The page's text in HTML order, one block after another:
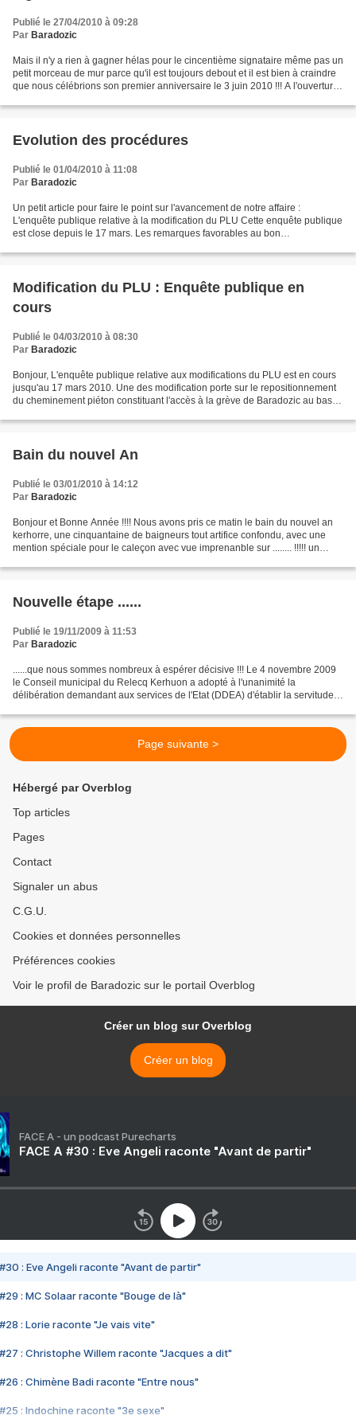
Publié le 27/04/2010 à 09:28
Par Baradozic
Mais il n'y a rien à gagner hélas pour le cincentième signataire même pas un
petit morceau de mur parce qu'il est toujours debout et il est bien à craindre
que nous célébrions son premier anniversaire le 3 juin 2010 !!! A l'ouverture
Evolution des procédures
Publié le 01/04/2010 à 11:08
Par Baradozic
Un petit article pour faire le point sur l'avancement de notre affaire :
L'enquête publique relative à la modification du PLU Cette enquête publique
est close depuis le 17 mars. Les remarques favorables au bon
Modification du PLU : Enquête publique en
cours
Publié le 04/03/2010 à 08:30
Par Baradozic
Bonjour, L'enquête publique relative aux modifications du PLU est en cours
jusqu'au 17 mars 2010. Une des modification porte sur le repositionnement
du cheminement piéton constituant l'accès à la grève de Baradozic au bas
Bain du nouvel An
Publié le 03/01/2010 à 14:12
Par Baradozic
Bonjour et Bonne Année !!!! Nous avons pris ce matin le bain du nouvel an
kerhorre, une cinquantaine de baigneurs tout artifice confondu, avec une
mention spéciale pour le caleçon avec vue imprenanble sur ........ !!!!! un
Nouvelle étape ......
Publié le 19/11/2009 à 11:53
Par Baradozic
......que nous sommes nombreux à espérer décisive !!! Le 4 novembre 2009
le Conseil municipal du Relecq Kerhuon a adopté à l'unanimité la
délibération demandant aux services de l'Etat (DDEA) d'établir la servitude
Page suivante >
Hébergé par Overblog
Top articles
Pages
Contact
Signaler un abus
C.G.U.
Cookies et données personnelles
Préférences cookies
Voir le profil de Baradozic sur le portail Overblog
Créer un blog sur Overblog
Créer un blog
FACE A - un podcast Purecharts
FACE A #30 : Eve Angeli raconte "Avant de partir"
#30 : Eve Angeli raconte "Avant de partir"
#29 : MC Solaar raconte "Bouge de là"
#28 : Lorie raconte "Je vais vite"
#27 : Christophe Willem raconte "Jacques a dit"
#26 : Chimène Badi raconte "Entre nous"
#25 : Indochine raconte "3e sexe"